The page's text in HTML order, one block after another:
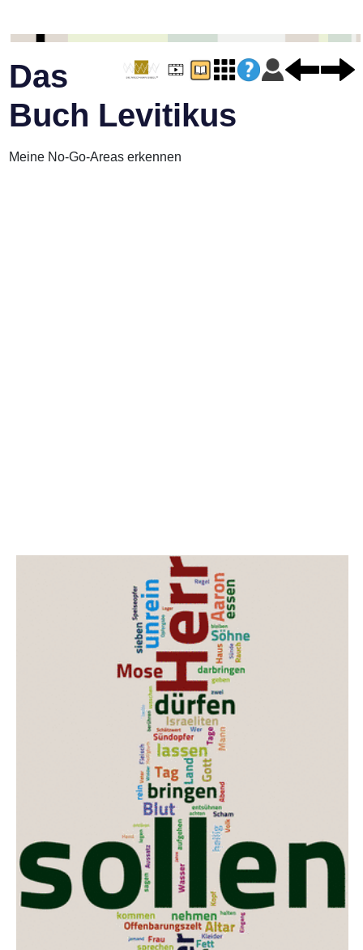
Das
Buch Levitikus
Meine No-Go-Areas erkennen